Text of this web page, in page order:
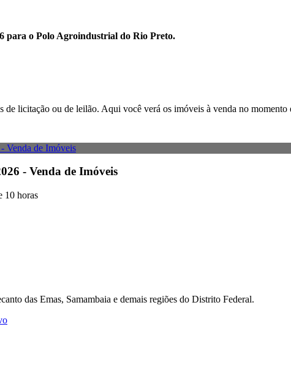
para o Polo Agroindustrial do Rio Preto.
de licitação ou de leilão. Aqui você verá os imóveis à venda no
- Venda de Imóveis
10 horas
das Emas, Samambaia e demais regiões do Distrito Federal.